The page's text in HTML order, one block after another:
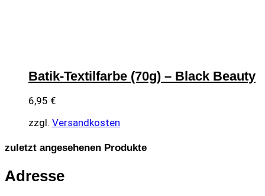
Batik-Textilfarbe (70g) – Black Beauty
6,95 €
zzgl. Versandkosten
zuletzt angesehenen Produkte
Adresse